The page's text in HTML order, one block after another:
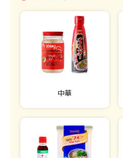
中華